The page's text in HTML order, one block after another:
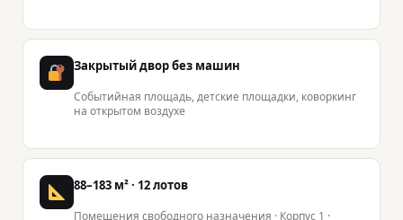
Закрытый двор без машин
Событийная площадь, детские площадки, коворкинг
на открытом воздухе
88–183 м² · 12 лотов
Помещения свободного назначения · Корпус 1 ·